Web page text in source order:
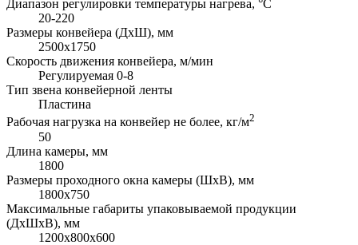
Диапазон регулировки температуры нагрева, °С
20-220
Размеры конвейера (ДхШ), мм
2500х1750
Скорость движения конвейера, м/мин
Регулируемая 0-8
Тип звена конвейерной ленты
Пластина
Рабочая нагрузка на конвейер не более, кг/м2
50
Длина камеры, мм
1800
Размеры проходного окна камеры (ШхВ), мм
1800х750
Максимальные габариты упаковываемой продукции
(ДхШхВ), мм
1200х800х600